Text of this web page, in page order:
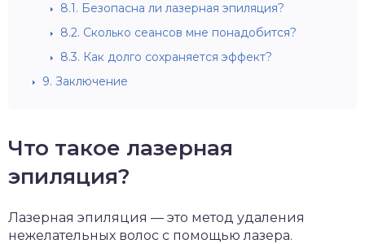
8.1. Безопасна ли лазерная эпиляция?
8.2. Сколько сеансов мне понадобится?
8.3. Как долго сохраняется эффект?
9. Заключение
Что такое лазерная
эпиляция?
Лазерная эпиляция — это метод удаления
нежелательных волос с помощью лазера.